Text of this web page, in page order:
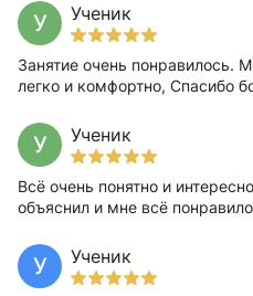
У Ученик
Занятие очень понравилось.
легко и комфортно, Спасибо
У Ученик
Всё очень понятно и
объяснил и мне всё
У Ученик